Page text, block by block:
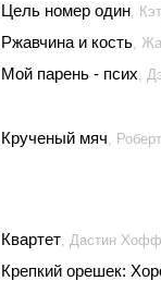
Цель номер один,
Ржавчина и кость,
Мой парень - псих,
Крученый мяч,
Квартет, Дастин
Крепкий орешек: